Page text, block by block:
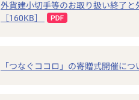
外貨建小切手等のお取り扱い終了
［160KB］
「つなぐココロ」の寄贈式開催に